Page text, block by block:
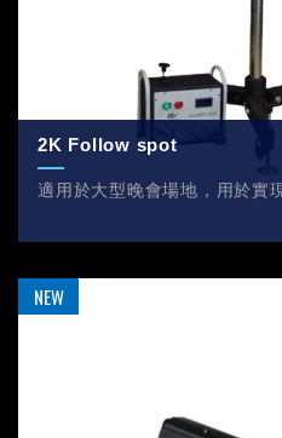
2K Follow spot
適用於大型晚會場地，用於實